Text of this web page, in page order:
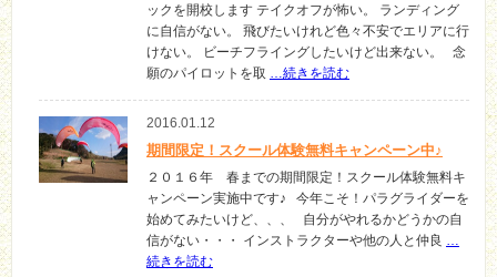
ックを開校します テイクオフが怖い。 ランディング
に自信がない。 飛びたいけれど色々不安でエリアに行
けない。 ビーチフライングしたいけど出来ない。 念
願のパイロットを取 …続きを読む
2016.01.12
期間限定！スクール体験無料キャンペーン中♪
２０１６年 春までの期間限定！スクール体験無料キ
ャンペーン実施中です♪ 今年こそ！パラグライダーを
始めてみたいけど、、、 自分がやれるかどうかの自
信がない・・・ インストラクターや他の人と仲良 …
続きを読む